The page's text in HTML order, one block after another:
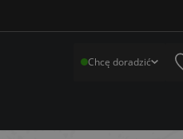
Chcę doradzić